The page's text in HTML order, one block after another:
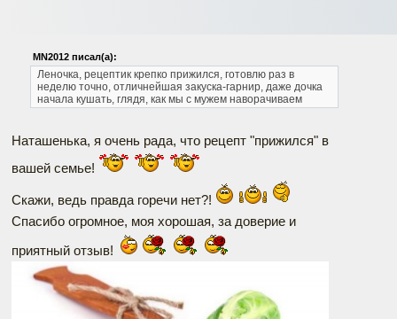
MN2012 писал(а):
Леночка, рецептик крепко прижился, готовлю раз в
неделю точно, отличнейшая закуска-гарнир, даже дочка
начала кушать, глядя, как мы с мужем наворачиваем
Наташенька, я очень рада, что рецепт "прижился" в
вашей семье!
Скажи, ведь правда горечи нет?!
Спасибо огромное, моя хорошая, за доверие и
приятный отзыв!